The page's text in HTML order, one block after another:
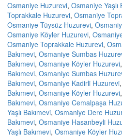
Osmaniye Huzurevi, Osmaniye Yaşlı
Toprakkale Huzurevi, Osmaniye
Osmaniye Tüysüz Huzurevi,
Osmaniye Köyler Huzurevi,
Osmaniye Toprakkale Huzurevi,
Bakımevi, Osmaniye Sumbas
Bakımevi, Osmaniye Köyler Huzurevi,
Bakımevi, Osmaniye Sumbas
Bakımevi, Osmaniye Kadirli Huzurevi,
Bakımevi, Osmaniye Köyler Huzurevi,
Bakımevi, Osmaniye Cemalpaşa
Yaşlı Bakımevi, Osmaniye Dere
Bakımevi, Osmaniye Hasanbeyli
Yaşlı Bakımevi, Osmaniye Köyler